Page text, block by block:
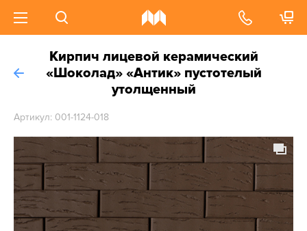
Кирпич лицевой керамический
«Шоколад» «Антик» пустотелый
утолщенный
Артикул: 001-1124-018